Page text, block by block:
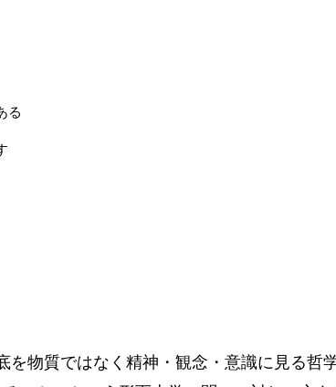
る
を物質ではなく精神・観念・意識に見る哲